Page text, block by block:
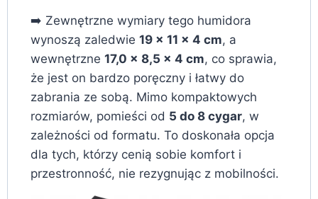
➡️ Zewnętrzne wymiary tego humidora
wynoszą zaledwie 19 x 11 x 4 cm, a
wewnętrzne 17,0 x 8,5 x 4 cm, co sprawia,
że jest on bardzo poręczny i łatwy do
zabrania ze sobą. Mimo kompaktowych
rozmiarów, pomieści od 5 do 8 cygar, w
zależności od formatu. To doskonała opcja
dla tych, którzy cenią sobie komfort i
przestronność, nie rezygnując z mobilności.